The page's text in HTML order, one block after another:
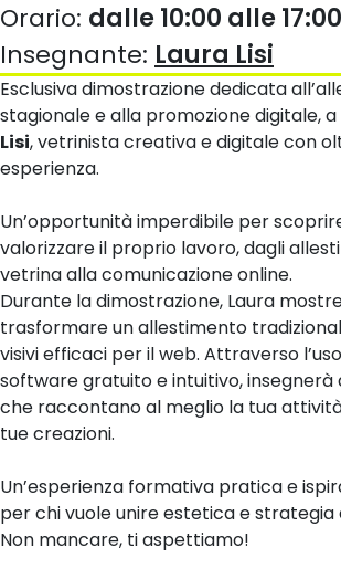
Orario: dalle 10:00 alle 17:00
Insegnante: Laura Lisi
Esclusiva dimostrazione dedicata
stagionale e alla promozione digitale,
Lisi, vetrinista creativa e digitale con
esperienza.
Un’opportunità imperdibile per
valorizzare il proprio lavoro, dagli
vetrina alla comunicazione online.
Durante la dimostrazione, Laura
trasformare un allestimento
visivi efficaci per il web. Attraverso
software gratuito e intuitivo, insegnerà
che raccontano al meglio la tua
tue creazioni.
Un’esperienza formativa pratica e
per chi vuole unire estetica e strategia
Non mancare, ti aspettiamo!